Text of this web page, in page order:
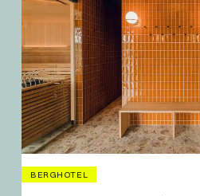
BERGHOTEL